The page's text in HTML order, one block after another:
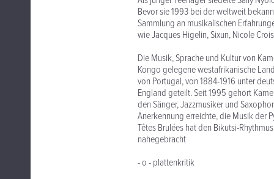
Bevor sie 1993 bei der weltweit
Sammlung an musikalischen
wie Jacques Higelin, Sixun, Nicole
Die Musik, Sprache und Kultur von
Kongo gelegene westafrikanische
von Portugal, von 1884-1916 unter
England geteilt. Seit 1995 gehört
den Sänger, Jazzmusiker und
Anerkennung erreichte, die Musik der
Têtes Brulées hat den Bikutsi-
nahegebracht
- o - plattenkritik